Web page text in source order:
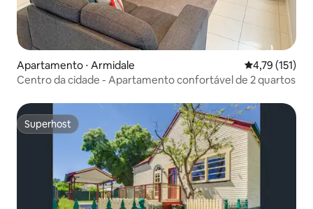
Apartamento ⋅ Armidale 4,79 de uma
4,79 (151)
Centro da cidade - Apartamento confortável de 2 quartos
Superhost
Superhost